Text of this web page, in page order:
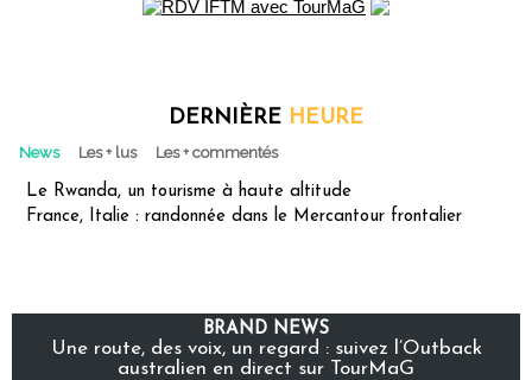
DERNIÈRE HEURE
News Les + lus Les + commentés
Le Rwanda, un tourisme à haute altitude
France, Italie : randonnée dans le Mercantour frontalier
BRAND NEWS
Une route, des voix, un regard : suivez l’Outback
australien en direct sur TourMaG